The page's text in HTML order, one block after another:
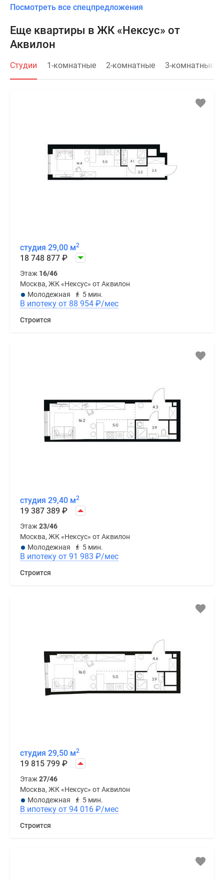
Посмотреть все спецпредложения
Еще квартиры в ЖК «Нексус» от
Аквилон
Студии 1-комнатные 2-комнатные 3-комнатные
студия 29,00 м2
18 748 877 ₽
Этаж 16/46
Москва, ЖК «Нексус» от Аквилон
Молодежная
5 мин.
В ипотеку от 88 954 ₽/мес
Строится
студия 29,40 м2
19 387 389 ₽
Этаж23/46
Москва, ЖК «Нексус» от Аквилон
Молодежная
5 мин.
В ипотеку от 91 983 ₽/мес
Строится
студия 29,50 м2
19 815 799 ₽
Этаж27/46
Москва, ЖК «Нексус» от Аквилон
Молодежная
5 мин.
В ипотеку от 94 016 ₽/мес
Строится